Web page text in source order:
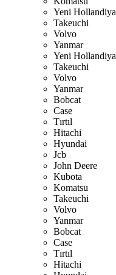
Yeni Hollandiya
Takeuchi
Volvo
Yanmar
Yeni Hollandiya
Takeuchi
Volvo
Yanmar
Bobcat
Case
Tırtıl
Hitachi
Hyundai
Jcb
John Deere
Kubota
Komatsu
Takeuchi
Volvo
Yanmar
Bobcat
Case
Tırtıl
Hitachi